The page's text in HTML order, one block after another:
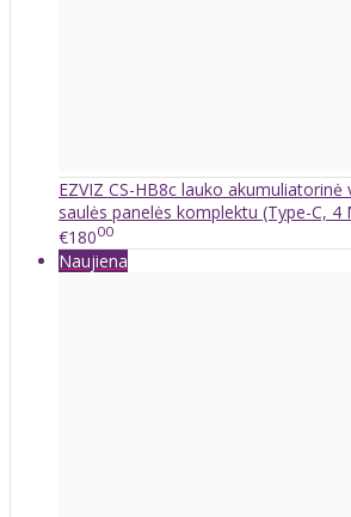
EZVIZ CS-HB8c lauko
saulės panelės komplektu (Type-C, 4
€18000
Naujiena